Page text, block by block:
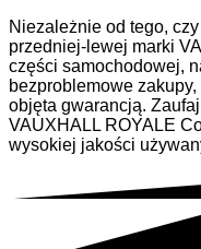
Niezależnie od tego,
przedniej-lewej marki
części samochodowej,
bezproblemowe
objęta gwarancją.
VAUXHALL ROYALE
wysokiej jakości